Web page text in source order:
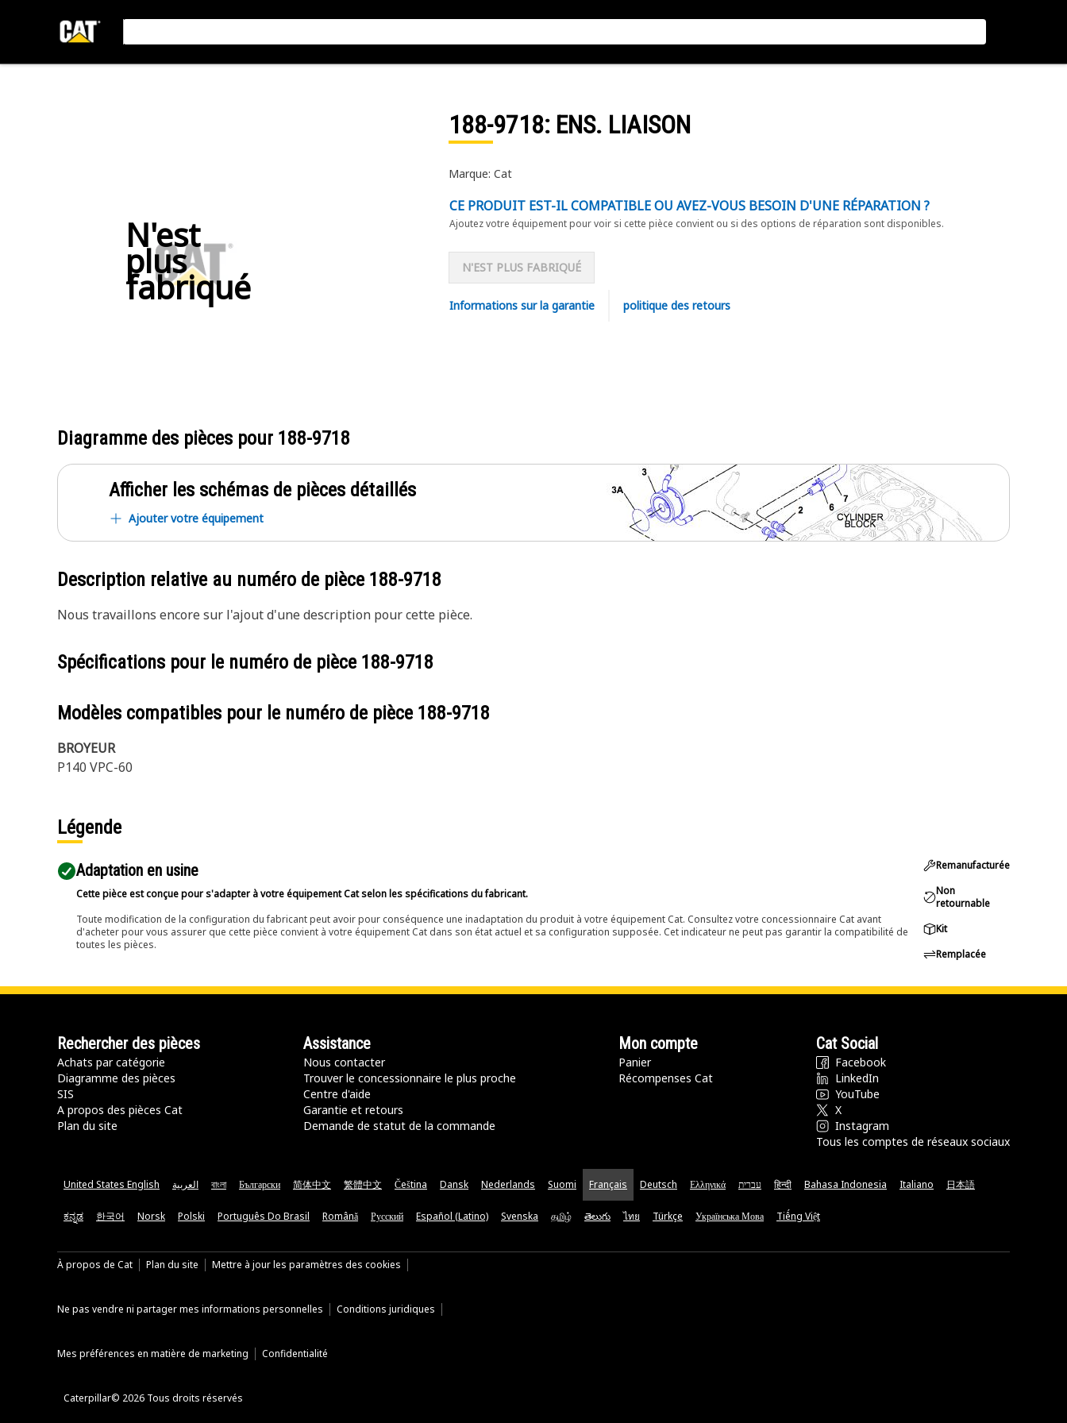
N'est
plus
fabriqué
188-9718: ENS. LIAISON
Marque: Cat
CE PRODUIT EST-IL COMPATIBLE OU AVEZ-VOUS BESOIN D'UNE RÉPARATION ?
Ajoutez votre équipement pour voir si cette pièce convient ou si des options de réparation sont disponibles.
N'EST PLUS FABRIQUÉ
Informations sur la garantie politique des retours
Diagramme des pièces pour 188-9718
Afficher les schémas de pièces détaillés
Ajouter votre équipement
Description relative au numéro de pièce 188-9718
Nous travaillons encore sur l'ajout d'une description pour cette pièce.
Spécifications pour le numéro de pièce 188-9718
Modèles compatibles pour le numéro de pièce 188-9718
BROYEUR
P140 VPC-60
Légende
Adaptation en usine
Cette pièce est conçue pour s'adapter à votre équipement Cat selon les spécifications du fabricant.
Toute modification de la configuration du fabricant peut avoir pour conséquence une inadaptation du produit à votre équipement Cat. Consultez votre concessionnaire Cat avant
d'acheter pour vous assurer que cette pièce convient à votre équipement Cat dans son état actuel et sa configuration supposée. Cet indicateur ne peut pas garantir la compatibilité de
toutes les pièces.
Remanufacturée
Non
retournable
Kit
Remplacée
Rechercher des pièces
Achats par catégorie
Diagramme des pièces
SIS
A propos des pièces Cat
Plan du site
Assistance
Nous contacter
Trouver le concessionnaire le plus proche
Centre d'aide
Garantie et retours
Demande de statut de la commande
Mon compte
Panier
Récompenses Cat
Cat Social
Facebook
LinkedIn
YouTube
X
Instagram
Tous les comptes de réseaux sociaux
United States English العربية বাংলা Български 简体中文 繁體中文 Čeština Dansk Nederlands Suomi Français Deutsch Ελληνικά עברית हिन्दी Bahasa Indonesia Italiano 日本語
ಕನ್ನಡ 한국어 Norsk Polski Português Do Brasil Română Русский Español (Latino) Svenska தமிழ் తెలుగు ไทย Türkçe Українська Мова Tiếng Việt
À propos de Cat Plan du site Mettre à jour les paramètres des cookies
Ne pas vendre ni partager mes informations personnelles Conditions juridiques
Mes préférences en matière de marketing Confidentialité
Caterpillar© 2026 Tous droits réservés